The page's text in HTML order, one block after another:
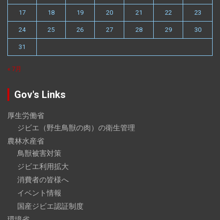
17 18 19 20 21 22 23
24 25 26 27 28 29 30
31
« 7月
Gov's Links
厚生労働省
ジビエ（野生鳥獣の肉）の衛生管理
農林水産省
鳥獣被害対策
ジビエ利用拡大
消費者の皆様へ
イベント情報
国産ジビエ認証制度